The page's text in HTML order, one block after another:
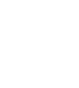
wellness de Novellini,